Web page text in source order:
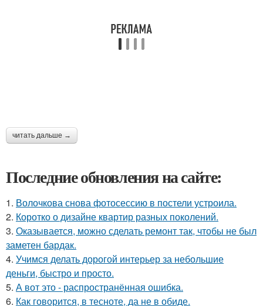
читать дальше →
Последние обновления на сайте:
1. Волочкова снова фотосессию в постели устроила.
2. Коротко о дизайне квартир разных поколений.
3. Оказывается, можно сделать ремонт так, чтобы не был
заметен бардак.
4. Учимся делать дорогой интерьер за небольшие
деньги, быстро и просто.
5. А вот это - распространённая ошибка.
6. Как говорится, в тесноте, да не в обиде.